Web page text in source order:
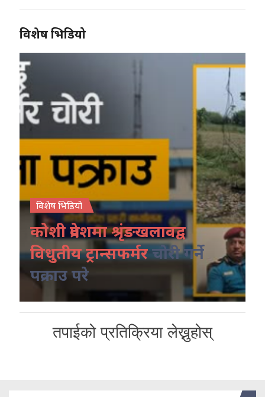
विशेष भिडियो
विशेष भिडियो
कोशी प्रदेशमा श्रृंङखलावद्व
विधुतीय ट्रान्सफर्मरचोरी गर्ने
पक्राउ परे
तपाईको प्रतिक्रिया लेख्नुहोस्